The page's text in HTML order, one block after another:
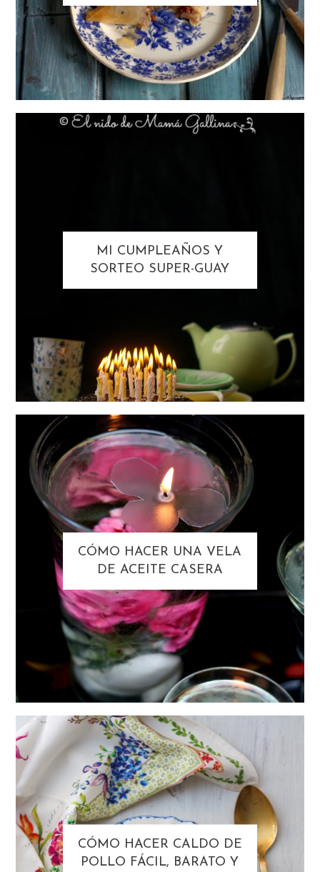
MI CUMPLEAÑOS Y
SORTEO SUPER-GUAY
CÓMO HACER UNA VELA
DE ACEITE CASERA
CÓMO HACER CALDO DE
POLLO FÁCIL, BARATO Y